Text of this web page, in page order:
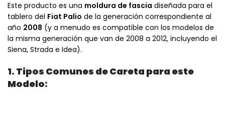
Este producto es una moldura de fascia diseñada para el
tablero del Fiat Palio de la generación correspondiente al
año 2008 (y a menudo es compatible con los modelos de
la misma generación que van de 2008 a 2012, incluyendo el
Siena, Strada e Idea).
1. Tipos Comunes de Careta para este
Modelo: